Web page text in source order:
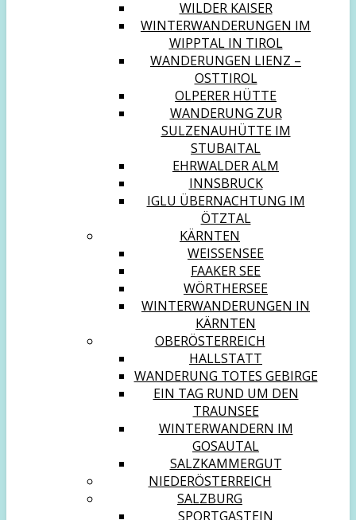
WILDER KAISER
WINTERWANDERUNGEN IM
WIPPTAL IN TIROL
WANDERUNGEN LIENZ –
OSTTIROL
OLPERER HÜTTE
WANDERUNG ZUR
SULZENAUHÜTTE IM
STUBAITAL
EHRWALDER ALM
INNSBRUCK
IGLU ÜBERNACHTUNG IM
ÖTZTAL
KÄRNTEN
WEISSENSEE
FAAKER SEE
WÖRTHERSEE
WINTERWANDERUNGEN IN
KÄRNTEN
OBERÖSTERREICH
HALLSTATT
WANDERUNG TOTES GEBIRGE
EIN TAG RUND UM DEN
TRAUNSEE
WINTERWANDERN IM
GOSAUTAL
SALZKAMMERGUT
NIEDERÖSTERREICH
SALZBURG
SPORTGASTEIN